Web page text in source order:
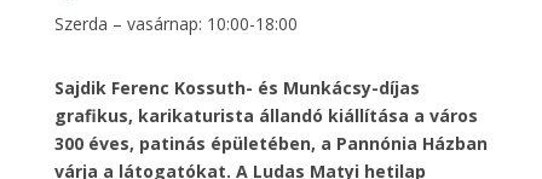
Szerda – vasárnap: 10:00-18:00
Sajdik Ferenc Kossuth- és Munkácsy-díjas
grafikus, karikaturista állandó kiállítása a város
300 éves, patinás épületében, a Pannónia Házban
várja a látogatókat. A Ludas Matyi hetilap